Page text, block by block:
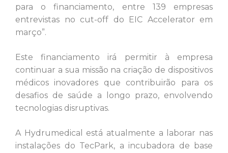
para o financiamento, entre 139 empresas
entrevistas no cut-off do EIC Accelerator em
março”.
Este financiamento irá permitir à empresa
continuar a sua missão na criação de dispositivos
médicos inovadores que contribuirão para os
desafios de saúde a longo prazo, envolvendo
tecnologias disruptivas.
A Hydrumedical está atualmente a laborar nas
instalações do TecPark, a incubadora de base